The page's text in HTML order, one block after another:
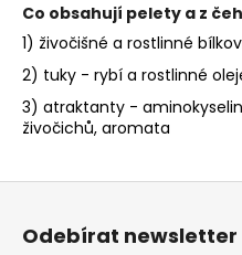
Co obsahují pelety a z
1) živočišné a rostlinné
2) tuky - rybí a rostlinné
3) atraktanty -
živočichů, aromata
Z
Odebírat newsletter